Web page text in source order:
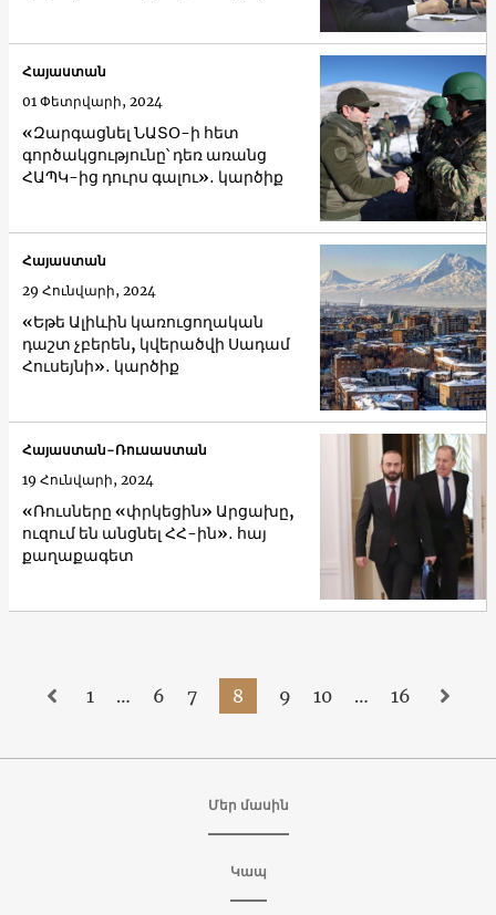
«Զարգացնել ՆԱՏՕ-ի հետ
գործակցությունը՝ դեռ առանց
ՀԱՊԿ-ից դուրս գալու»․ կարծիք
Հայաստան
01 Փետրվարի, 2024
«Եթե Ալիևին կառուցողական
դաշտ չբերեն, կվերածվի Սադամ
Հուսեյնի»․ կարծիք
Հայաստան
29 Հունվարի, 2024
«Ռուսները «փրկեցին» Արցախը,
ուզում են անցնել ՀՀ-ին»․ հայ
քաղաքագետ
Հայաստան-Ռուսաստան
19 Հունվարի, 2024
1 … 6 7 8 9 10 … 16
Մեր մասին
Կապ